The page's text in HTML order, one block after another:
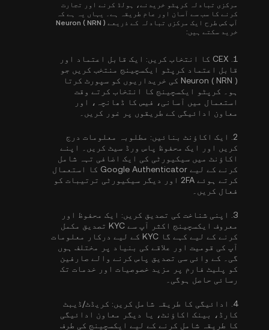
مرکزی تبادلہ کرپٹو خریدنے، ہولڈ کرنے اور تجارت
کرنے کا سب سے آسان اور عام طریقہ ہے۔ یہاں یہ ہے کہ
آپ کس طرح ایک مرکزی تبادلہ کے ذریعے Neuron ( NRN )
خرید سکتے ہیں:
1. CEX کا انتخاب کریں:
ایک قابل اعتماد اور
قابل اعتماد کرپٹو ایکسچینج منتخب کریں جو
Neuron ( NRN ) کی خریداریوں کو سپورٹ کرتا
ہو۔ کرپٹو ایکسچینج کا انتخاب کرتے وقت
استعمال میں آسانی، فیس کا ڈھانچہ، اور
معاون ادائیگی کے طریقوں پر غور کریں۔
2. ایک اکاؤنٹ بنائیں: مطلوبہ معلومات درج
کریں اور ایک محفوظ پاس ورڈ سیٹ کریں۔ اپنے
اکاؤنٹ میں سیکیورٹی کی ایک اضافی تہہ شامل
کرنے کے لیے
Google Authenticator کا استعمال
کرتے ہوئے 2FA
اور دیگر سیکیورٹی ترتیبات کو
فعال کریں۔
3. اپنی شناخت کی تصدیق کریں: ایک محفوظ اور
معروف ایکسچینج اکثر آپ سے
KYC تصدیق مکمل
کرنے کے لیے کہے گا
KYC کے لیے درکار معلومات
آپ کی قومیت اور علاقے کی بنیاد پر مختلف ہوں
گی۔ کے وائی سی تصدیق پاس کرنے والے صارفین
کو پلیٹ فارم پر مزید خصوصیات اور خدمات تک
رسائی حاصل ہوگی۔
4. ادائیگی کا طریقہ شامل کریں: کریڈٹ/ڈیبٹ
کارڈ، بینک اکاؤنٹ، یا دیگر معاون ادائیگی
کا طریقہ شامل کرنے کے لیے ایکسچینج کی طرف